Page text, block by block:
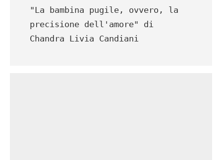
"La bambina pugile, ovvero, la
precisione dell'amore" di
Chandra Livia Candiani